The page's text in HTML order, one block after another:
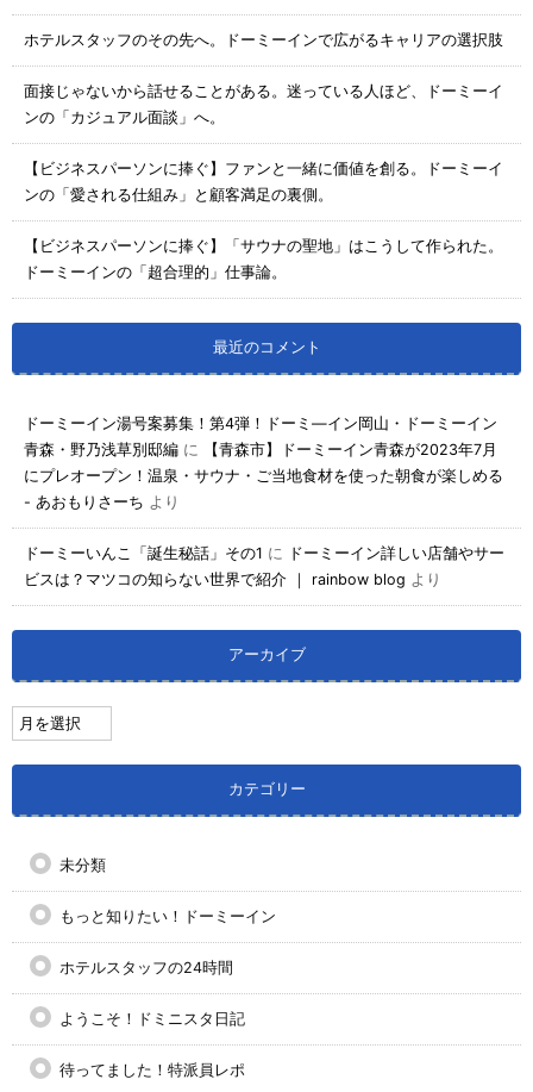
ホテルスタッフのその先へ。ドーミーインで広がるキャリアの選択肢
面接じゃないから話せることがある。迷っている人ほど、ドーミーイ
ンの「カジュアル面談」へ。
【ビジネスパーソンに捧ぐ】ファンと一緒に価値を創る。ドーミーイ
ンの「愛される仕組み」と顧客満足の裏側。
【ビジネスパーソンに捧ぐ】「サウナの聖地」はこうして作られた。
ドーミーインの「超合理的」仕事論。
最近のコメント
ドーミーイン湯号案募集！第4弾！ドーミ―イン岡山・ドーミーイン
青森・野乃浅草別邸編 に
【青森市】ドーミーイン青森が2023年7月
にプレオープン！温泉・サウナ・ご当地食材を使った朝食が楽しめる
- あおもりさーち より
ドーミーいんこ「誕生秘話」その1 に ドーミーイン詳しい店舗やサー
ビスは？マツコの知らない世界で紹介 ｜ rainbow blog より
アーカイブ
カテゴリー
未分類
もっと知りたい！ドーミーイン
ホテルスタッフの24時間
ようこそ！ドミニスタ日記
待ってました！特派員レポ